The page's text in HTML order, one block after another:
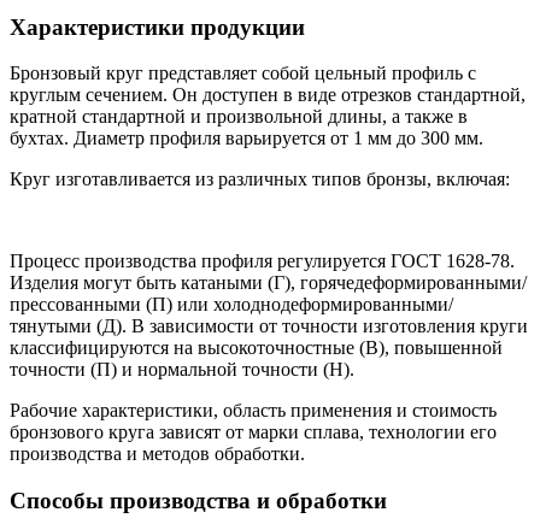
Характеристики продукции
Бронзовый круг представляет собой цельный профиль с
круглым сечением. Он доступен в виде отрезков стандартной,
кратной стандартной и произвольной длины, а также в
бухтах. Диаметр профиля варьируется от 1 мм до 300 мм.
Круг изготавливается из различных типов бронзы, включая:
Процесс производства профиля регулируется ГОСТ 1628-78.
Изделия могут быть катаными (Г), горячедеформированными/
прессованными (П) или холоднодеформированными/
тянутыми (Д). В зависимости от точности изготовления круги
классифицируются на высокоточностные (В), повышенной
точности (П) и нормальной точности (Н).
Рабочие характеристики, область применения и стоимость
бронзового круга зависят от марки сплава, технологии его
производства и методов обработки.
Способы производства и обработки